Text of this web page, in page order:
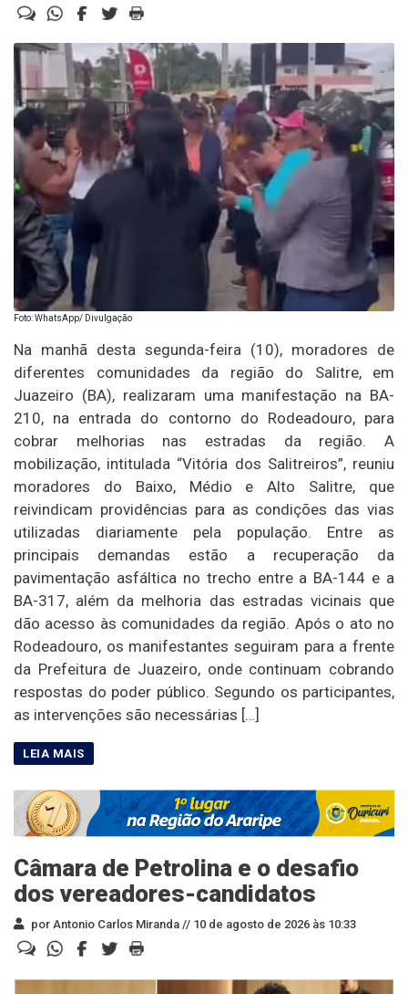
Foto: WhatsApp/ Divulgação
Na manhã desta segunda-feira (10), moradores de
diferentes comunidades da região do Salitre, em
Juazeiro (BA), realizaram uma manifestação na BA-
210, na entrada do contorno do Rodeadouro, para
cobrar melhorias nas estradas da região. A
mobilização, intitulada “Vitória dos Salitreiros”, reuniu
moradores do Baixo, Médio e Alto Salitre, que
reivindicam providências para as condições das vias
utilizadas diariamente pela população. Entre as
principais demandas estão a recuperação da
pavimentação asfáltica no trecho entre a BA-144 e a
BA-317, além da melhoria das estradas vicinais que
dão acesso às comunidades da região. Após o ato no
Rodeadouro, os manifestantes seguiram para a frente
da Prefeitura de Juazeiro, onde continuam cobrando
respostas do poder público. Segundo os participantes,
as intervenções são necessárias […]
Câmara de Petrolina e o desafio
dos vereadores-candidatos
por Antonio Carlos Miranda // 10 de agosto de 2026 às 10:33